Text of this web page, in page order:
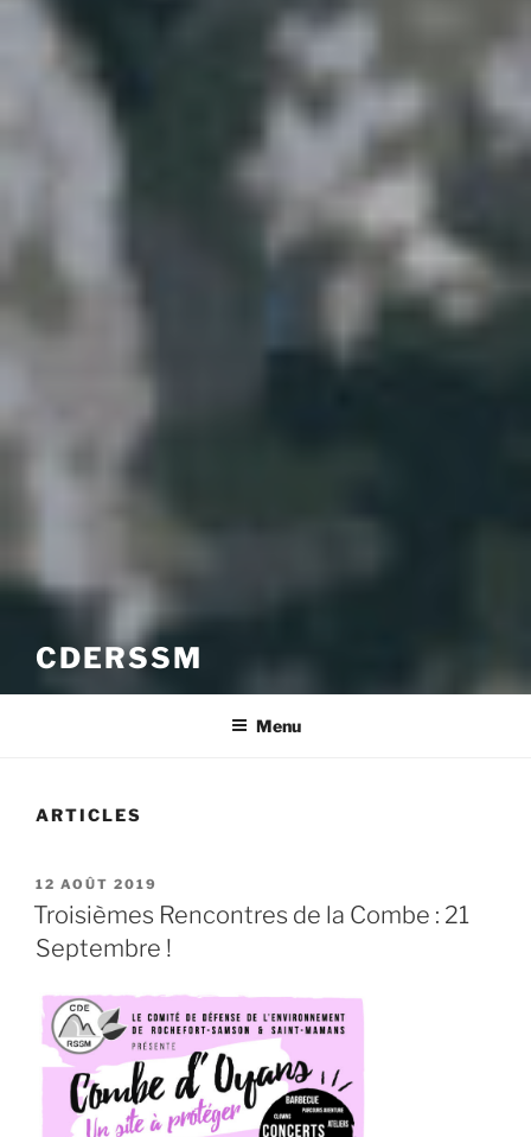
CDERSSM
Menu
ARTICLES
PUBLIÉ
LE
12 AOÛT 2019
Troisièmes Rencontres de la Combe : 21
Septembre !